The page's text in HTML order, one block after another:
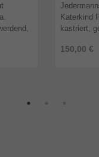
150,00 €
Katerkind
kastriert,
FIV und